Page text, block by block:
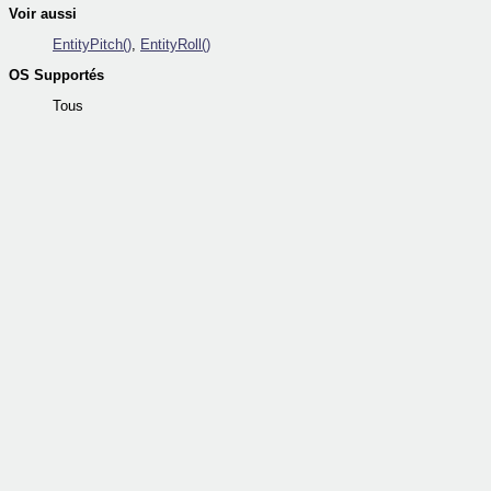
Voir aussi
EntityPitch(), EntityRoll()
OS Supportés
Tous